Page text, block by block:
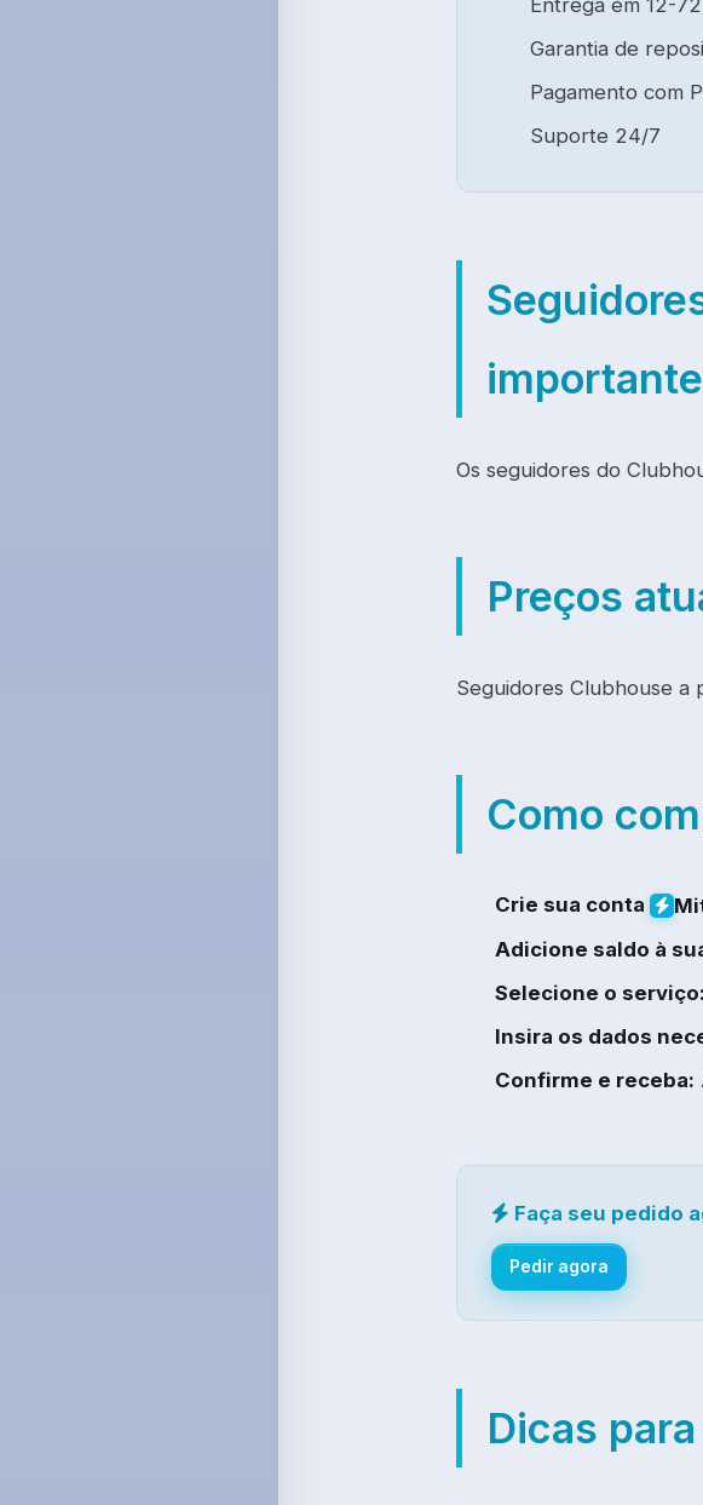
Entrega em 12-
Garantia de
Pagamento com
Suporte 24/7
Os seguidores do
Preços
Seguidores Clubhouse a
Como
Crie sua conta
Adicione saldo à
Selecione o serviço:
Insira os dados
Confirme e receba:
Faça seu pedido
Pedir agora
Dicas